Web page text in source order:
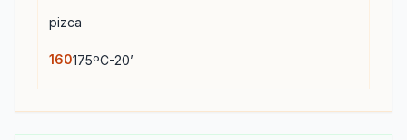
pizca
160175ºC-20’